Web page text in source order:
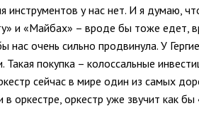
у нас нет. И я думаю,
и «Майбах» – вроде бы тоже едет,
очень сильно продвинула. У
покупка – колоссальные
сейчас в мире один из самых
оркестре, оркестр уже звучит как